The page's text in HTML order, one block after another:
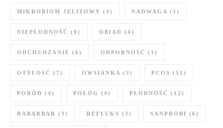
MIKROBIOM JELITOWY (4) NADWAGA (3)
NIEPŁODNOŚĆ (9) OBIAD (4)
ODCHUDZANIE (6) ODPORNOŚĆ (3)
OTYŁOŚĆ (7) OWSIANKA (5) PCOS (12)
PORÓD (4) POŁÓG (4) PŁODNOŚĆ (12)
RABARBAR (3) REFLUKS (3) SANPROBI (6)